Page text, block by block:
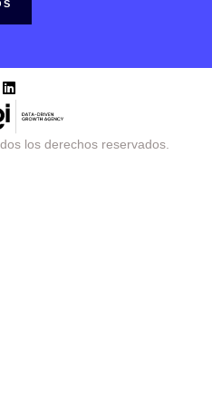
los derechos reservados.